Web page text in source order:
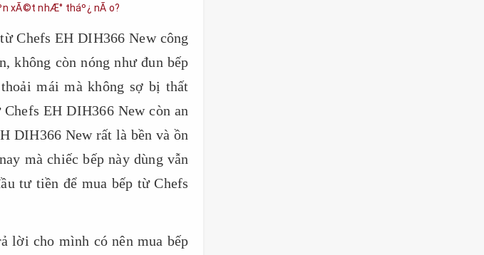
Chefs EH DIH366 New công
không còn nóng như đun bếp
mái mà không sợ bị thất
EH DIH366 New còn an
DIH366 New rất là bền và ồn
mà chiếc bếp này dùng vẫn
tư tiền để mua bếp từ Chefs
lời cho mình có nên mua bếp